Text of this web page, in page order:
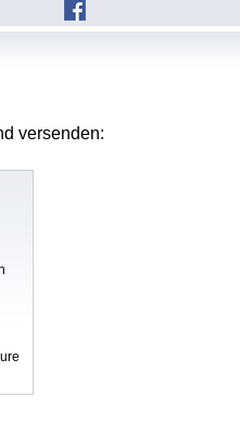
versenden: